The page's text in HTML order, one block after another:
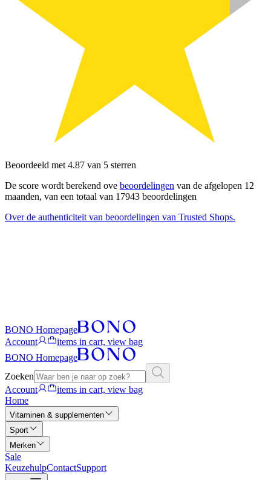
Beoordeeld met 4.87 van 5 sterren
De score wordt berekend ove beoordelingen van de afgelopen 12
maanden, van een totaal van 17943 beoordelingen
Over de authenticiteit van beoordelingen van Trusted Shops.
BONO Homepage
Account
items in cart, view bag
BONO Homepage
Zoeken
Account
items in cart, view bag
Home
Vitaminen & supplementen
Sport
Merken
Sale
KeuzehulpContactSupport